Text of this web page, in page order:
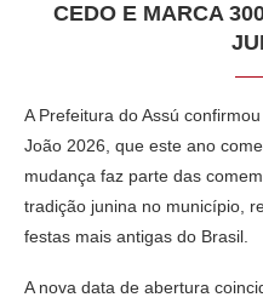
CEDO E MARCA
A Prefeitura do Assú
João 2026, que este ano
mudança faz parte das
tradição junina no município,
festas mais antigas do Brasil.
A nova data de abertura